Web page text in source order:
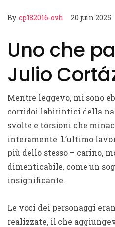
By cp182016-ovh 20 juin 2025
Uno che
Julio
Mentre leggevo, mi sono
corridoi labirintici della
svolte e torsioni che
interamente. L’ultimo
più dello stesso – carino,
dimenticabile, come un
insignificante.
Le voci dei personaggi
realizzate, il che